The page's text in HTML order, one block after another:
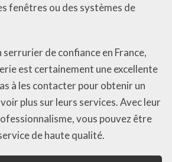
fenêtres ou des systèmes de
serrurier de confiance en France,
est certainement une excellente
à les contacter pour obtenir un
plus sur leurs services. Avec leur
vous pouvez être
de haute qualité.